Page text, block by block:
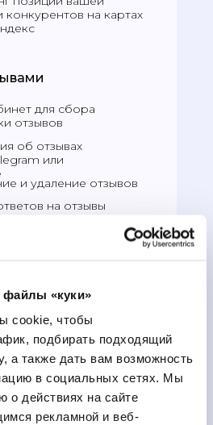
файлы «куки»
cookie, чтобы
подбирать подходящий
а также дать вам возможность
в социальных сетях. Мы
о действиях на сайте
рекламной и веб-
конкурентов на картах
для сбора
отзывов
об отзывах
или
и удаление отзывов
на отзывы
генерации реальных
в локальной
пользователи находили
вас